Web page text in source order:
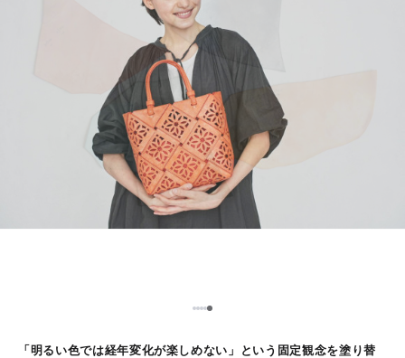
1234
「明るい色では経年変化が楽しめない」という固定観念を塗り替